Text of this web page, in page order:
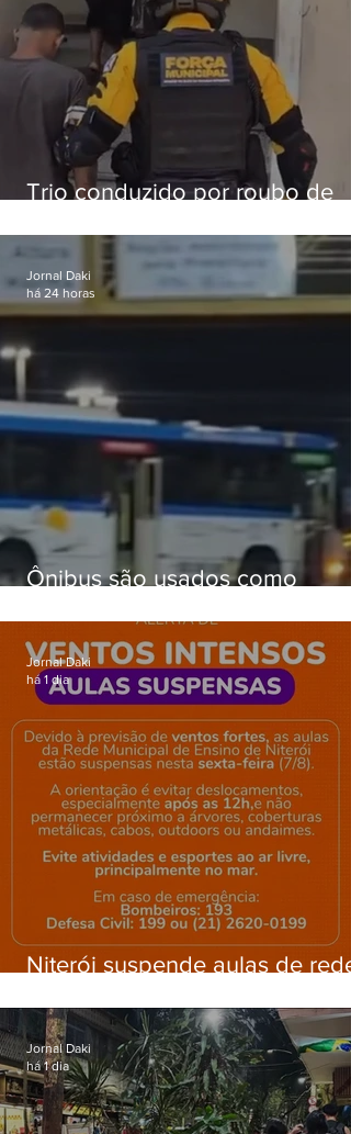
Trio conduzido por roubo de
passagens
Ônibus são usados como
Gardênia Azul
Jornal Daki
há 24 horas
Niterói suspende aulas de rede
ventos fortes nesta sexta (7)
Jornal Daki
há 1 dia
Jornal Daki
há 1 dia